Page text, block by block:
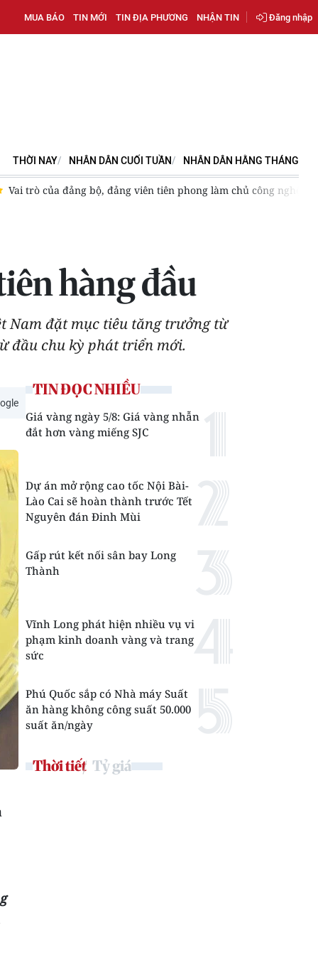
MUA BÁO TIN MỚI TIN ĐỊA PHƯƠNG NHẬN TIN Đăng nhập
THỜI NAY NHÂN DÂN CUỐI TUẦN NHÂN DÂN HẰNG THÁNG
Vai trò của đảng bộ, đảng viên tiên phong làm chủ công nghệ
hàng đầu
Nam đặt mục tiêu tăng trưởng từ
đầu chu kỳ phát triển mới.
TIN ĐỌC NHIỀU
Giá vàng ngày 5/8: Giá vàng nhẫn
đắt hơn vàng miếng SJC
Dự án mở rộng cao tốc Nội Bài-
Lào Cai sẽ hoàn thành trước Tết
Nguyên đán Đinh Mùi
Gấp rút kết nối sân bay Long
Thành
Vĩnh Long phát hiện nhiều vụ vi
phạm kinh doanh vàng và trang
sức
Phú Quốc sắp có Nhà máy Suất
ăn hàng không công suất 50.000
suất ăn/ngày
Thời tiết Tỷ giá